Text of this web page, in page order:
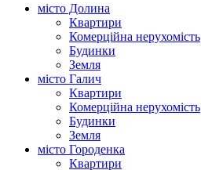
місто Долина
Квартири
Комерційна нерухомість
Будинки
Земля
місто Галич
Квартири
Комерційна нерухомість
Будинки
Земля
місто Городенка
Квартири